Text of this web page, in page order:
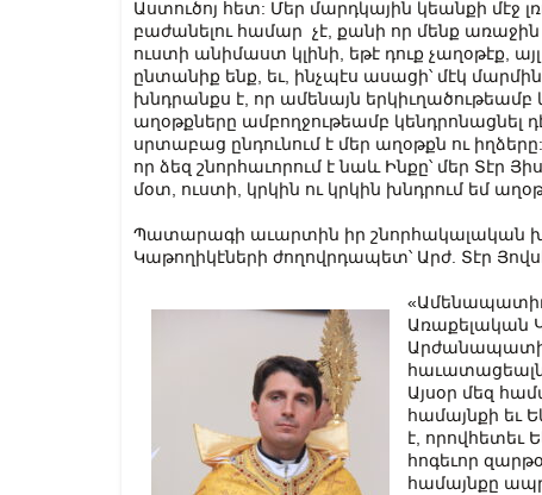
Աստուծոյ հետ: Մեր մարդկային կեանքի մէջ
բաժանելու համար չէ, քանի որ մենք
ուստի անիմաստ կլինի, եթէ դուք չաղօթէք,
ընտանիք ենք, եւ, ինչպէս ասացի՝ մէկ
խնդրանքս է, որ ամենայն
աղօթքները ամբողջութեամբ կենդրոնացնել
սրտաբաց ընդունում է մեր աղօթքն ու
որ ձեզ շնորհաւորում է նաև Ինքը՝ մեր Տէր
մօտ, ուստի, կրկին ու կրկին խնդրում եմ
Պատարագի աւարտին իր շնորհակալական
Կաթողիկէների ժողովրդապետ՝ Արժ. Տէր
«Ամենապատիւ
Առաքելական
Արժանապատիւ
Այսօր մեզ
համայնքի եւ
է, որովհետեւ
հոգեւոր
համայնքը